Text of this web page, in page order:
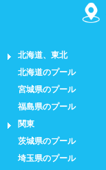
北海道、東北
北海道のプール
宮城県のプール
福島県のプール
関東
茨城県のプール
埼玉県のプール